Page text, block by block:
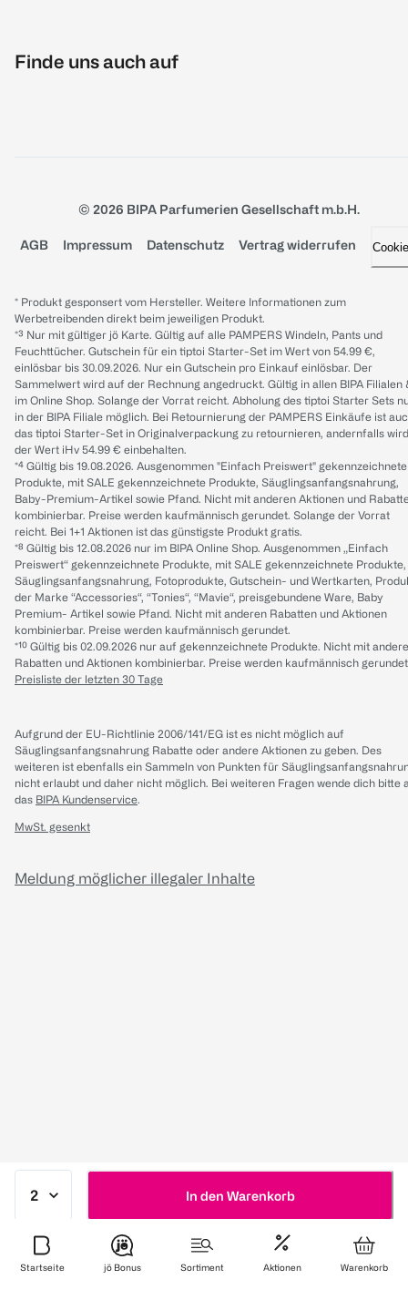
In den Warenkorb
Finde uns auch auf
© 2026 BIPA Parfumerien Gesellschaft m.b.H.
AGB Impressum Datenschutz Vertrag widerrufen
* Produkt gesponsert vom Hersteller. Weitere Informationen zum
Werbetreibenden direkt beim jeweiligen Produkt.
*³ Nur mit gültiger jö Karte. Gültig auf alle PAMPERS Windeln, Pants und
Feuchttücher. Gutschein für ein tiptoi Starter-Set im Wert von 54.99 €,
einlösbar bis 30.09.2026. Nur ein Gutschein pro Einkauf einlösbar. Der
Sammelwert wird auf der Rechnung angedruckt. Gültig in allen BIPA Filialen
im Online Shop. Solange der Vorrat reicht. Abholung des tiptoi Starter Sets
in der BIPA Filiale möglich. Bei Retournierung der PAMPERS Einkäufe ist
das tiptoi Starter-Set in Originalverpackung zu retournieren, andernfalls wird
der Wert iHv 54.99 € einbehalten.
*⁴ Gültig bis 19.08.2026. Ausgenommen "Einfach Preiswert" gekennzeichnete
Produkte, mit SALE gekennzeichnete Produkte, Säuglingsanfangsnahrung,
Baby-Premium-Artikel sowie Pfand. Nicht mit anderen Aktionen und
kombinierbar. Preise werden kaufmännisch gerundet. Solange der Vorrat
reicht. Bei 1+1 Aktionen ist das günstigste Produkt gratis.
*⁸ Gültig bis 12.08.2026 nur im BIPA Online Shop. Ausgenommen „Einfach
Preiswert“ gekennzeichnete Produkte, mit SALE gekennzeichnete Produkte,
Säuglingsanfangsnahrung, Fotoprodukte, Gutschein- und Wertkarten,
der Marke “Accessories“, “Tonies“, “Mavie“, preisgebundene Ware, Baby
Premium- Artikel sowie Pfand. Nicht mit anderen Rabatten und Aktionen
kombinierbar. Preise werden kaufmännisch gerundet.
*¹⁰ Gültig bis 02.09.2026 nur auf gekennzeichnete Produkte. Nicht mit
Rabatten und Aktionen kombinierbar. Preise werden kaufmännisch
Preisliste der letzten 30 Tage
Aufgrund der EU-Richtlinie 2006/141/EG ist es nicht möglich auf
Säuglingsanfangsnahrung Rabatte oder andere Aktionen zu geben. Des
weiteren ist ebenfalls ein Sammeln von Punkten für
nicht erlaubt und daher nicht möglich. Bei weiteren Fragen wende dich bitte
das BIPA Kundenservice.
MwSt. gesenkt
Meldung möglicher illegaler Inhalte
Startseite jö Bonus Sortiment Aktionen Warenkorb